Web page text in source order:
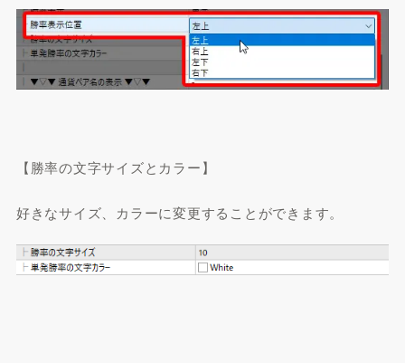
【勝率の文字サイズとカラー】
好きなサイズ、カラーに変更することができます。